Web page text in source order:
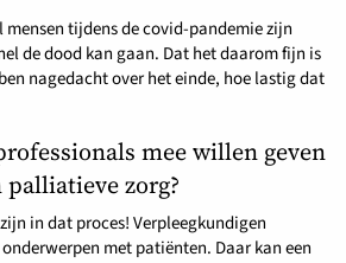
tijdens de covid-pandemie zijn
de dood kan gaan. Dat het daarom fijn is
nagedacht over het einde, hoe lastig dat
mee willen geven
zorg?
in dat proces! Verpleegkundigen
met patiënten. Daar kan een